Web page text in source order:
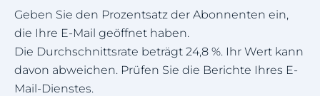
Geben Sie den Prozentsatz der Abonnenten ein,
die Ihre E-Mail geöffnet haben.
Die Durchschnittsrate beträgt 24,8 %. Ihr Wert kann
davon abweichen. Prüfen Sie die Berichte Ihres E-
Mail-Dienstes.